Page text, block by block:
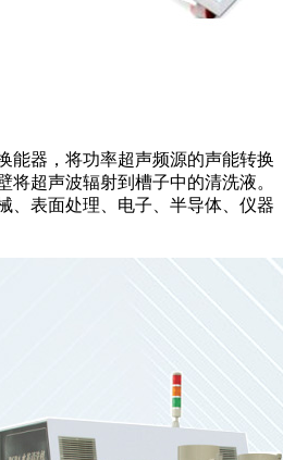
能器，将功率超声频源的声能转换
将超声波辐射到槽子中的清洗液。
、表面处理、电子、半导体、仪器